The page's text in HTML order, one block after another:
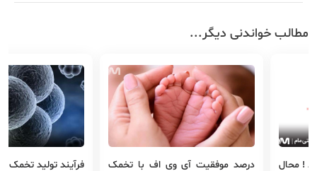
مطالب خواندنی دیگر...
! محال
درصد موفقیت آی وی اف با تخمک
فرآیند تولید تخمک